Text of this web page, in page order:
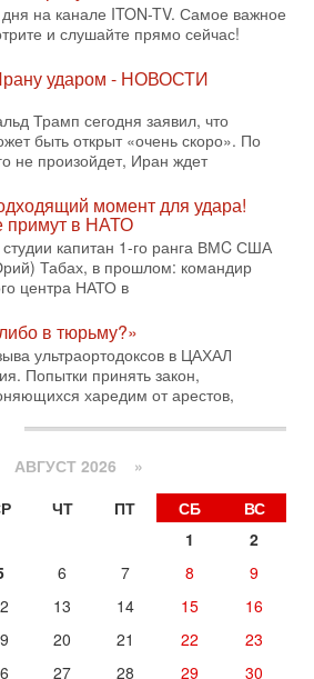
на американскую базу в
на базы! Иран играет с огнем.
TV политолог Цви Маген,
старший офицер военной разведки
"Натив", ‎Чрезвычайный и
вторжение. Израиль
Развязка все ближе!
TV Григорий Тамар, офицер
журналист, военный историк.
Гур-Арье.
на "тропу войны" с местными
работников по всему Израилю
протеста. Гистадрут объявил о
между Профсоюзом
Украина вступает в новую
студии капитан 1-го ранга ВМC США
Табах, в прошлом: командир
продержится у власти?
— почему предстоящие выборы в
самыми интригующими? Биньямин
заявляет, что победа на
на канале ITON-TV. Самое важное
и слушайте прямо сейчас!
ударом - НОВОСТИ
Трамп сегодня заявил, что
быть открыт «очень скоро». По
не произойдет, Иран ждет
момент для удара!
примут в НАТО
капитан 1-го ранга ВМC США
Табах, в прошлом: командир
центра НАТО в
в тюрьму?»
ультраортодоксов в ЦАХАЛ
Попытки принять закон,
харедим от арестов,
АВГУСТ 2026 »
ЧТ ПТ СБ
ВС
1
2
6 7 8
9
13 14 15
16
20 21 22
23
27 28 29
30